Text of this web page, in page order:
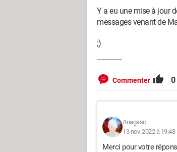
Y a eu une mise à jour
messages venant de
;)
Commenter 0
Anagasc
13 nov. 2022 à 19:48
Merci pour votre